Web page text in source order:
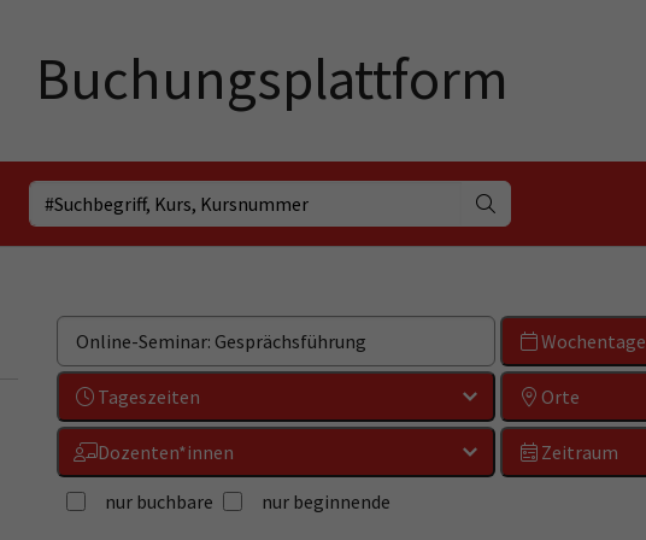
Wochentage
Tageszeiten Orte
Dozenten*innen Zeitraum
nur buchbare nur beginnende